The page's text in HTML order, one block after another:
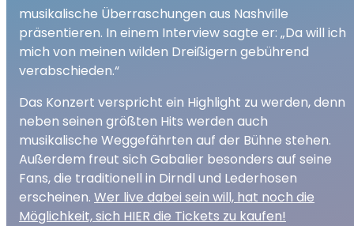
musikalische Überraschungen aus Nashville
präsentieren. In einem Interview sagte er: „Da will ich
mich von meinen wilden Dreißigern gebührend
verabschieden.“
Das Konzert verspricht ein Highlight zu werden, denn
neben seinen größten Hits werden auch
musikalische Weggefährten auf der Bühne stehen.
Außerdem freut sich Gabalier besonders auf seine
Fans, die traditionell in Dirndl und Lederhosen
erscheinen. Wer live dabei sein will, hat noch die
Möglichkeit, sich HIER die Tickets zu kaufen!